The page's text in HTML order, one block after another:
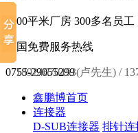
6000平米厂房 300多名员工
全国免费服务热线
0755-29055299
18924670453(卢先生) /
鑫鹏博首页
连接器
D-SUB连接器 排针连